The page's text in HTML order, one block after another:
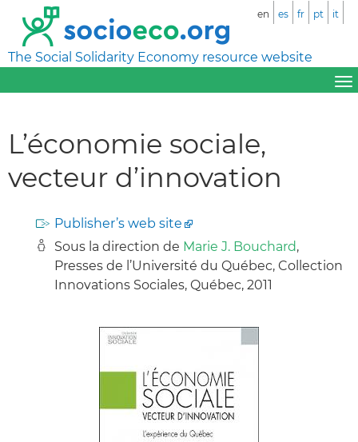
The Social Solidarity Economy resource website
en es fr pt it
L’économie sociale,
vecteur d’innovation
Publisher’s web site
Sous la direction de Marie J. Bouchard,
Presses de l’Université du Québec, Collection
Innovations Sociales, Québec, 2011